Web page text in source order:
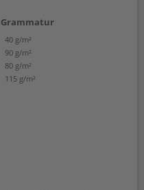
Grammatur
40 g/m²
90 g/m²
80 g/m²
115 g/m²